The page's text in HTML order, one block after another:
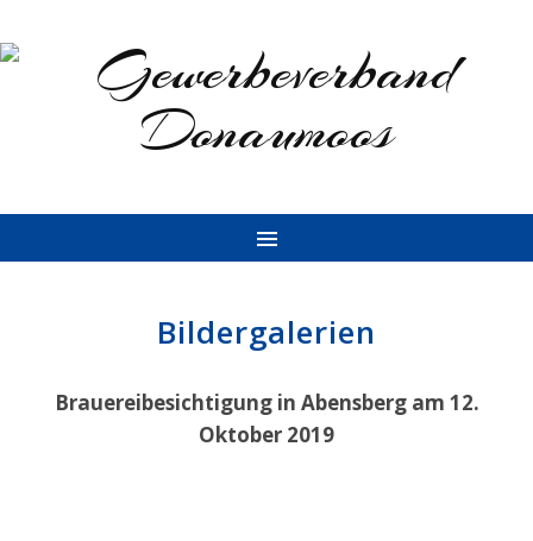
Bildergalerien
Brauereibesichtigung in Abensberg am 12.
Oktober 2019